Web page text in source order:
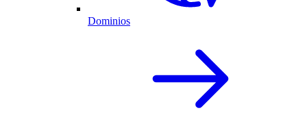
Dominios